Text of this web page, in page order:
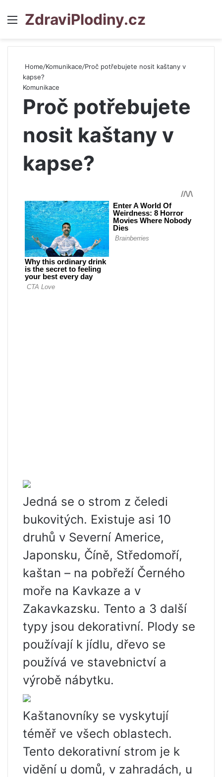
Menu
ZdraviPlodiny.cz
Home/Komunikace/Proč potřebujete nosit kaštany v
kapse?
Komunikace
Proč potřebujete
nosit kaštany v
kapse?
Jedná se o strom z čeledi
bukovitých. Existuje asi 10
druhů v Severní Americe,
Japonsku, Číně, Středomoří,
kaštan – na pobřeží Černého
moře na Kavkaze a v
Zakavkazsku. Tento a 3 další
typy jsou dekorativní. Plody se
používají k jídlu, dřevo se
používá ve stavebnictví a
výrobě nábytku.
Kaštanovníky se vyskytují
téměř ve všech oblastech.
Tento dekorativní strom je k
vidění u domů, v zahradách, u